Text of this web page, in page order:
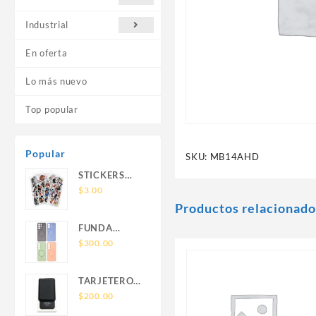
Industrial
En oferta
Lo más nuevo
Top popular
Popular
STICKERS
UNIVERSALES
$3.00
FUNDA
NOVA SAM
SIN SOPORTE
MAGNETICO
$300.00
TARJETERO
SIN SOPORTE
$200.00
SKU: MB14AHD
Productos